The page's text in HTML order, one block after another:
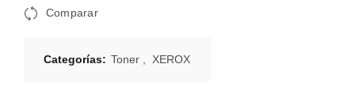
Comparar
Categorías: Toner XEROX